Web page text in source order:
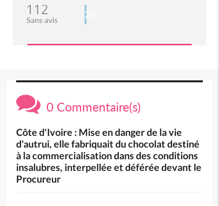
112
Sans avis 2%
0 Commentaire(s)
Côte d'Ivoire : Mise en danger de la vie
d'autrui, elle fabriquait du chocolat destiné
à la commercialisation dans des conditions
insalubres, interpellée et déférée devant le
Procureur